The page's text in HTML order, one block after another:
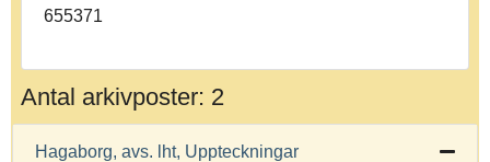
655371
Antal arkivposter: 2
Hagaborg, avs. lht, Uppteckningar